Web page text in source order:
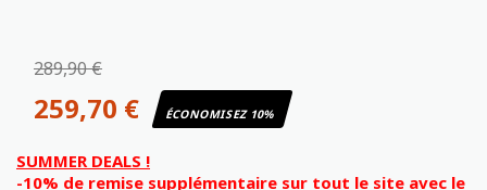
289,90 €
259,70 € ÉCONOMISEZ 10%
SUMMER DEALS !
-10% de remise supplémentaire sur tout le site avec le